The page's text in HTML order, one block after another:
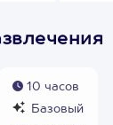
10 часов
Базовый